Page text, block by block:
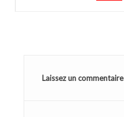
Laissez un commentaire